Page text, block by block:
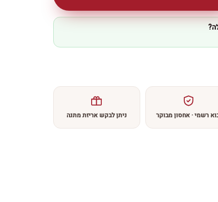
רשמי · אחסון מבוקר ניתן לבקש אריזת מתנה